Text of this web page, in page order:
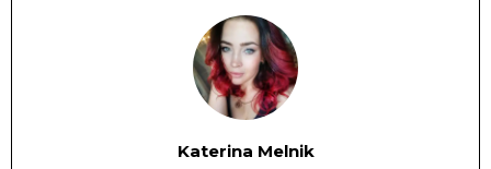
Katerina Melnik